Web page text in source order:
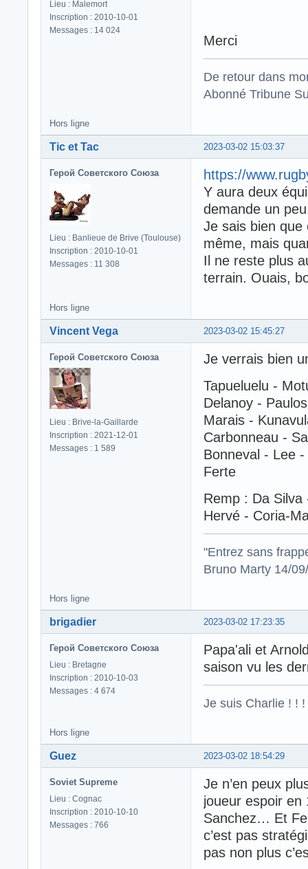
Lieu : Malemort
Inscription : 2010-10-01
Messages : 14 024
Merci
De retour dans
Abonné Tribune
Hors ligne
2023-03-02 15:03:37
Tic et Tac
Герой Советского Союза
Lieu : Banlieue de Brive (Toulouse)
Inscription : 2010-10-01
Messages : 11 308
https://
Y aura deux
demande un
Je sais bien
même, mais
Il ne reste plus
terrain. Ouais,
Hors ligne
2023-03-02 15:45:27
Vincent Vega
Герой Советского Союза
Lieu : Brive-la-Gaillarde
Inscription : 2021-12-01
Messages : 1 589
Je verrais bien
Tapueluelu -
Delanoy - Paulos
Marais -
Carbonneau -
Bonneval - Lee
Ferte
Remp : Da
Hervé - Coria-
"Entrez sans
Bruno Marty 14/
Hors ligne
2023-03-02 17:23:35
brigadier
Герой Советского Союза
Lieu : Bretagne
Inscription : 2010-10-03
Messages : 4 674
Papa'ali et
saison vu les
Je suis Charlie ! ! !
Hors ligne
2023-03-02 18:54:29
Guez
Soviet Supreme
Lieu : Cognac
Inscription : 2010-10-10
Messages : 766
Je n’en peux
joueur espoir en
Sanchez… Et
c’est pas
pas non plus